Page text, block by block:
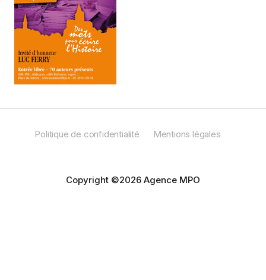
Politique de confidentialité Mentions légales
Copyright ©2026 Agence MPO